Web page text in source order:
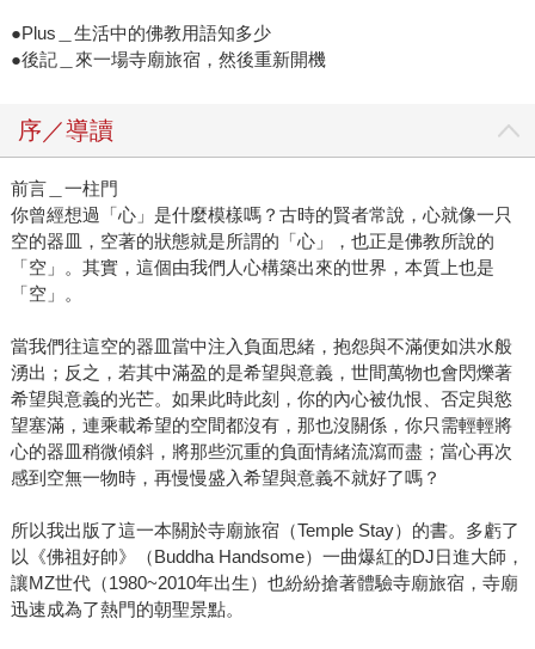
●Plus＿生活中的佛教用語知多少
●後記＿來一場寺廟旅宿，然後重新開機
序／導讀
前言＿一柱門
你曾經想過「心」是什麼模樣嗎？古時的賢者常說，心就像一只
空的器皿，空著的狀態就是所謂的「心」，也正是佛教所說的
「空」。其實，這個由我們人心構築出來的世界，本質上也是
「空」。
當我們往這空的器皿當中注入負面思緒，抱怨與不滿便如洪水般
湧出；反之，若其中滿盈的是希望與意義，世間萬物也會閃爍著
希望與意義的光芒。如果此時此刻，你的內心被仇恨、否定與慾
望塞滿，連乘載希望的空間都沒有，那也沒關係，你只需輕輕將
心的器皿稍微傾斜，將那些沉重的負面情緒流瀉而盡；當心再次
感到空無一物時，再慢慢盛入希望與意義不就好了嗎？
所以我出版了這一本關於寺廟旅宿（Temple Stay）的書。多虧了
以《佛祖好帥》（Buddha Handsome）一曲爆紅的DJ日進大師，
讓MZ世代（1980~2010年出生）也紛紛搶著體驗寺廟旅宿，寺廟
迅速成為了熱門的朝聖景點。